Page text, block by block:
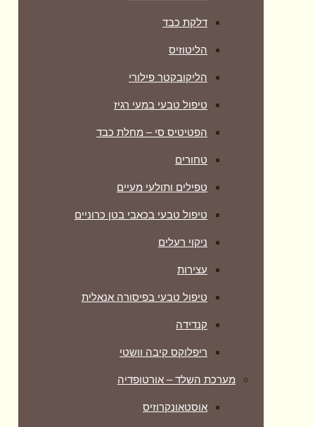
דלקת כבד
הליטוזיס
הליקובקטר פילורי
טיפול טבעי במעי רגיז
הפטיטיס סי – מחלת כבד
טחורים
טפילים ותולעי מעיים
טיפול טבעי בכאבי בטן כרוניים
ניקוי רעלים
עצירות
טיפול טבעי בפיסורה אנאלית
קנדידה
ריפלוקס קיבה וושטי
מערכת השלד – אורטופדיה
אוסטאונקרוזיס